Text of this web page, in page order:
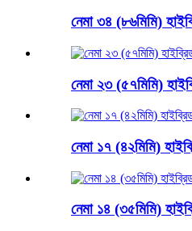
নেমা ৩৪ (৮৬মিমি)
নেমা ২৩ (৫৭মিমি)
নেমা ১৭ (৪২মিমি)
নেমা ১৪ (৩৫মিমি)